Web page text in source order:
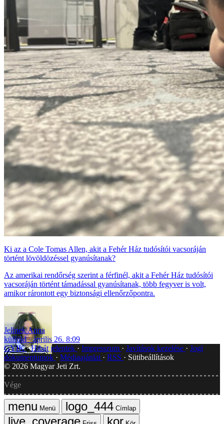
Ki az a Cole Tomas Allen, akit a Fehér Ház tudósítói vacsoráján
történt lövöldözéssel gyanúsítanak?
Az amerikai rendőrség szerint a férfinél, akit a Fehér Ház tudósítói
vacsoráján történt támadással gyanúsítanak, több fegyver is volt,
amikor rárontott egy biztonsági ellenőrzőpontra.
Jelinek Anna
külföld
április 26. 8:09
GYIK Hibát jelentek Impresszum Javítások kezelése
Jogi
dokumentumok
Médiaajánlat RSS
Sütibeállítások
© 2026 Magyar Jeti Zrt.
Vége
Menü
Címlap